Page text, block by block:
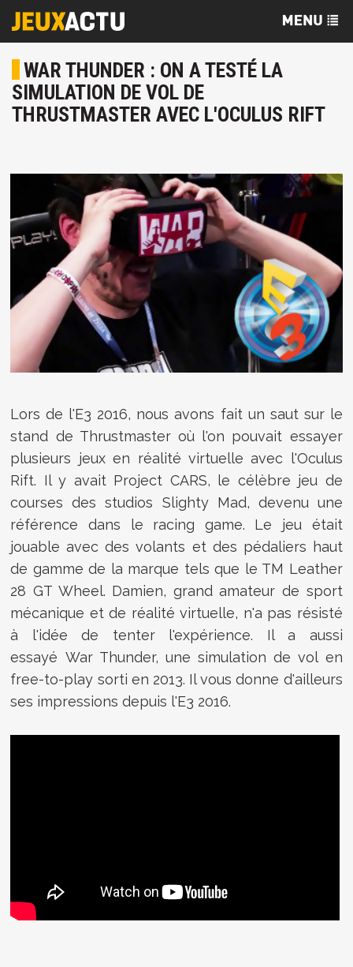
WAR THUNDER : ON A TESTÉ LA
SIMULATION DE VOL DE
THRUSTMASTER AVEC L'OCULUS RIFT
Lors de l'E3 2016, nous avons fait un saut sur le
stand de Thrustmaster où l'on pouvait essayer
plusieurs jeux en réalité virtuelle avec l'Oculus
Rift. Il y avait Project CARS, le célèbre jeu de
courses des studios Slighty Mad, devenu une
référence dans le racing game. Le jeu était
jouable avec des volants et des pédaliers haut
de gamme de la marque tels que le TM Leather
28 GT Wheel. Damien, grand amateur de sport
mécanique et de réalité virtuelle, n'a pas résisté
à l'idée de tenter l'expérience. Il a aussi
essayé War Thunder, une simulation de vol en
free-to-play sorti en 2013. Il vous donne d'ailleurs
ses impressions depuis l'E3 2016.